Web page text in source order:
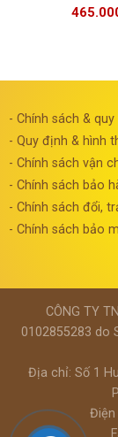
- Chính sách &
- Quy định & hình
- Chính sách vận
- Chính sách bảo
- Chính sách đổi,
- Chính sách bảo
CÔNG TY
0102855283 do
Địa chỉ: Số 1
Điện